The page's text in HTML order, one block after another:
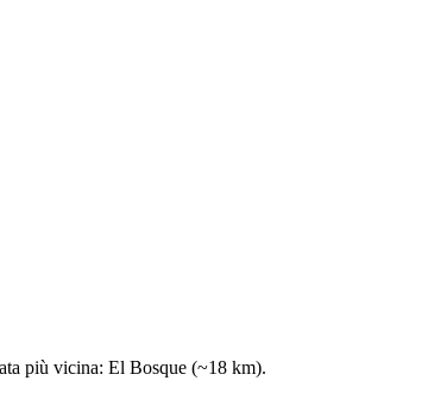
più vicina: El Bosque (~18 km).